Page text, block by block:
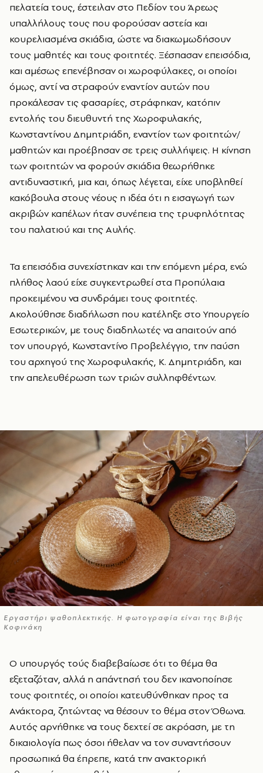
πελατεία τους, έστειλαν στο Πεδίον του Άρεως
υπαλλήλους τους που φορούσαν αστεία και
κουρελιασμένα σκιάδια, ώστε να διακωμωδήσουν
τους μαθητές και τους φοιτητές. Ξέσπασαν επεισόδια,
και αμέσως επενέβησαν οι χωροφύλακες, οι οποίοι
όμως, αντί να στραφούν εναντίον αυτών που
προκάλεσαν τις φασαρίες, στράφηκαν, κατόπιν
εντολής του διευθυντή της Χωροφυλακής,
Κωνσταντίνου Δημητριάδη, εναντίον των φοιτητών/
μαθητών και προέβησαν σε τρεις συλλήψεις. Η κίνηση
των φοιτητών να φορούν σκιάδια θεωρήθηκε
αντιδυναστική, μια και, όπως λέγεται, είχε υποβληθεί
κακόβουλα στους νέους η ιδέα ότι η εισαγωγή των
ακριβών καπέλων ήταν συνέπεια της τρυφηλότητας
του παλατιού και της Αυλής.
Τα επεισόδια συνεχίστηκαν και την επόμενη μέρα, ενώ
πλήθος λαού είχε συγκεντρωθεί στα Προπύλαια
προκειμένου να συνδράμει τους φοιτητές.
Ακολούθησε διαδήλωση που κατέληξε στο Υπουργείο
Εσωτερικών, με τους διαδηλωτές να απαιτούν από
τον υπουργό, Κωνσταντίνο Προβελέγγιο, την παύση
του αρχηγού της Χωροφυλακής, Κ. Δημητριάδη, και
την απελευθέρωση των τριών συλληφθέντων.
Εργαστήρι ψαθοπλεκτικής. Η φωτογραφία είναι της Βιβής
Κοφινάκη
Ο υπουργός τούς διαβεβαίωσε ότι το θέμα θα
εξεταζόταν, αλλά η απάντησή του δεν ικανοποίησε
τους φοιτητές, οι οποίοι κατευθύνθηκαν προς τα
Ανάκτορα, ζητώντας να θέσουν το θέμα στον Όθωνα.
Αυτός αρνήθηκε να τους δεχτεί σε ακρόαση, με τη
δικαιολογία πως όσοι ήθελαν να τον συναντήσουν
προσωπικά θα έπρεπε, κατά την ανακτορική